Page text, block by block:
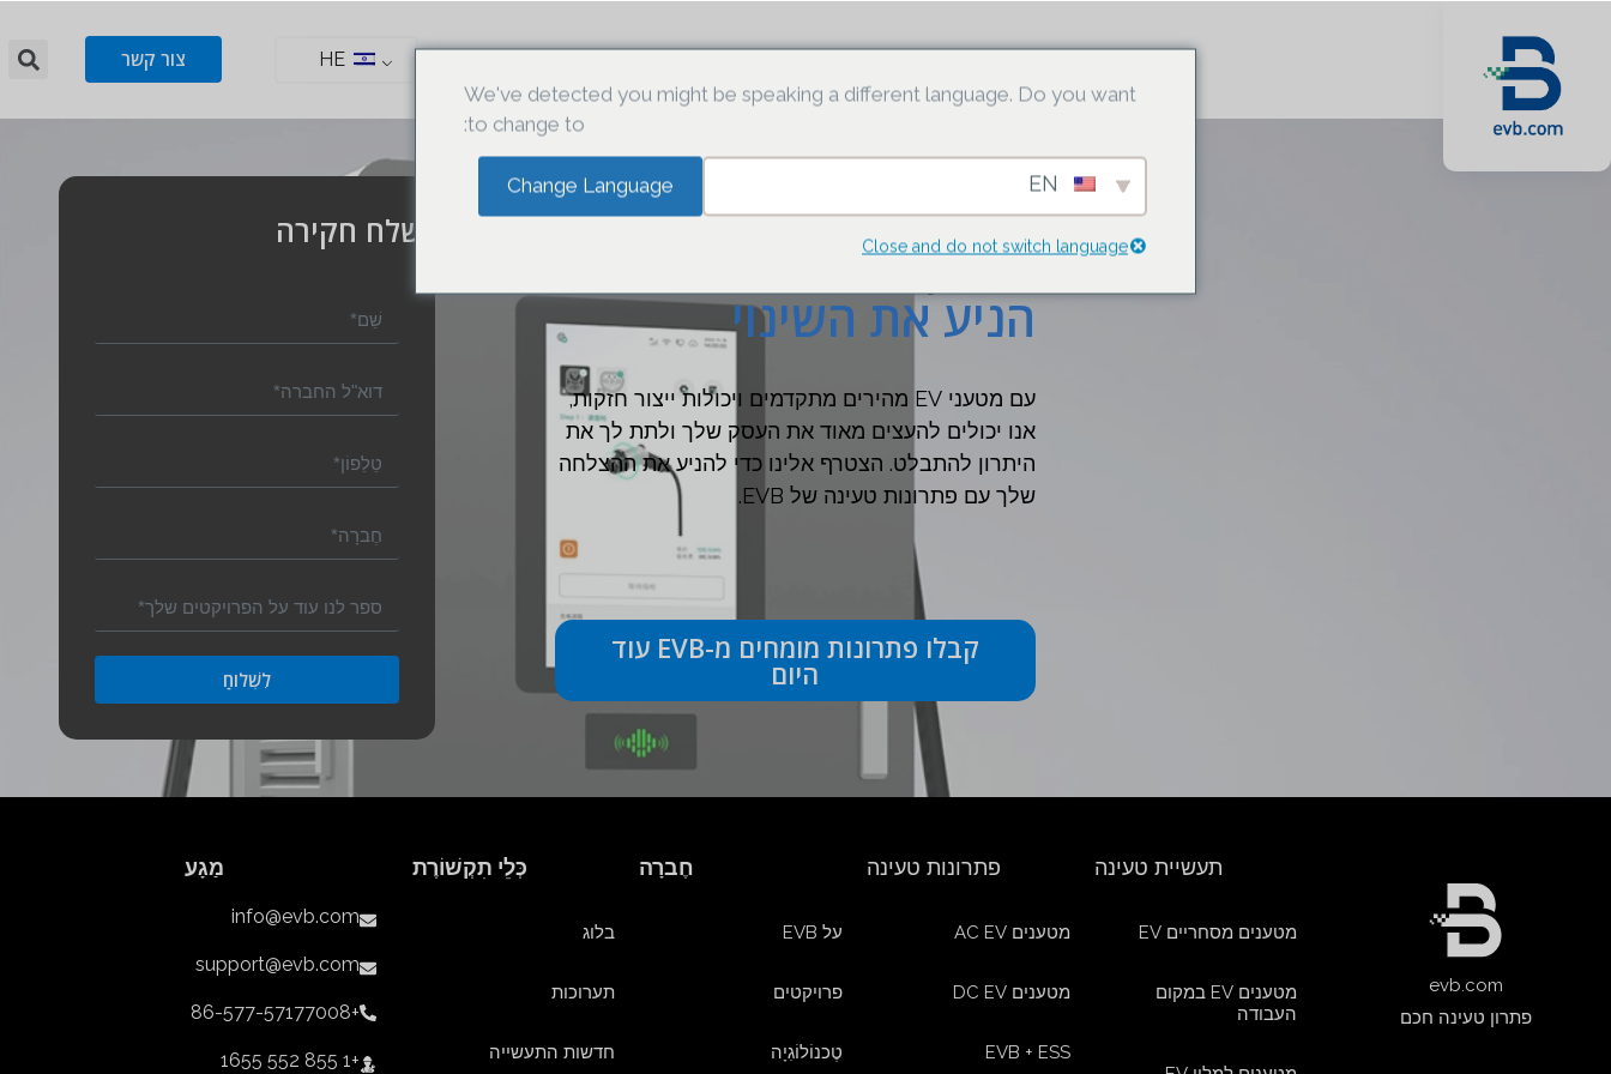
HE צור קשר
לטעון את העתיד,
הניע את השינוי
עם מטעני EV מהירים מתקדמים ויכולות ייצור חזקות,
אנו יכולים להעצים מאוד את העסק שלך ולתת לך את
היתרון להתבלט. הצטרף אלינו כדי להניע את ההצלחה
שלך עם פתרונות טעינה של EVB.
קבלו פתרונות מומחים מ-EVB עוד
היום
שלח חקירה
לִשְׁלוֹחַ
evb.com
פתרון טעינה חכם
תעשיית טעינה
מטענים מסחריים EV
מטענים EV במקום
העבודה
פתרונות טעינה
מטענים AC EV
מטענים DC EV
EVB + ESS
חֶברָה
על EVB
פרויקטים
טֶכנוֹלוֹגִיָה
כְּלֵי תִקְשׁוֹרֶת
בלוג
תערוכות
חדשות התעשייה
מַגָע
info@evb.com
support@evb.com
+86-577-57177008
+1 855 552 1655
We've detected you might be speaking a different language. Do you want
to change to:
Change Language
Close and do not switch language